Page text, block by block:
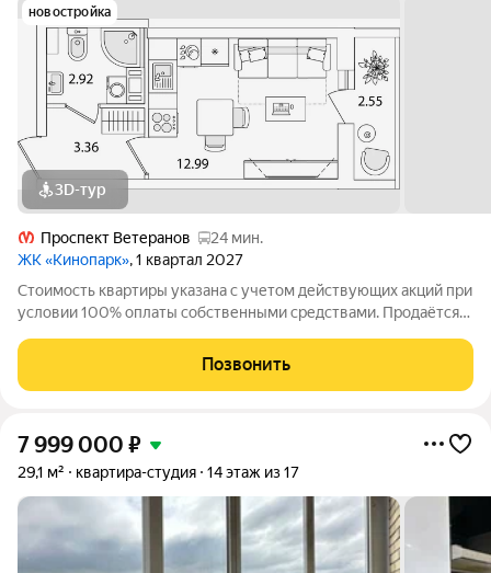
новостройка
3D-тур
Проспект Ветеранов
24 мин.
ЖК «Кинопарк», 1 квартал 2027
Стоимость квартиры указана с учетом действующих акций при
условии 100% оплаты собственными средствами. Продаётся
«РСТИ» (Росстройинвест). Квартира находится в 9 этажном
доме, в Очередь 1, Корпус 1
Позвонить
7 999 000 ₽
29,1 м² квартира-студия 14 этаж из 17